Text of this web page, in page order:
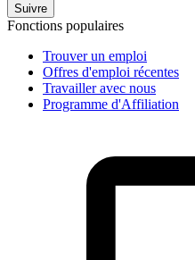
Suivre
Fonctions populaires
Trouver un emploi
Offres d'emploi récentes
Travailler avec nous
Programme d'Affiliation